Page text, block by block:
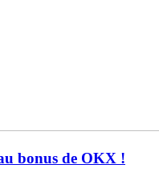
bonus de OKX !